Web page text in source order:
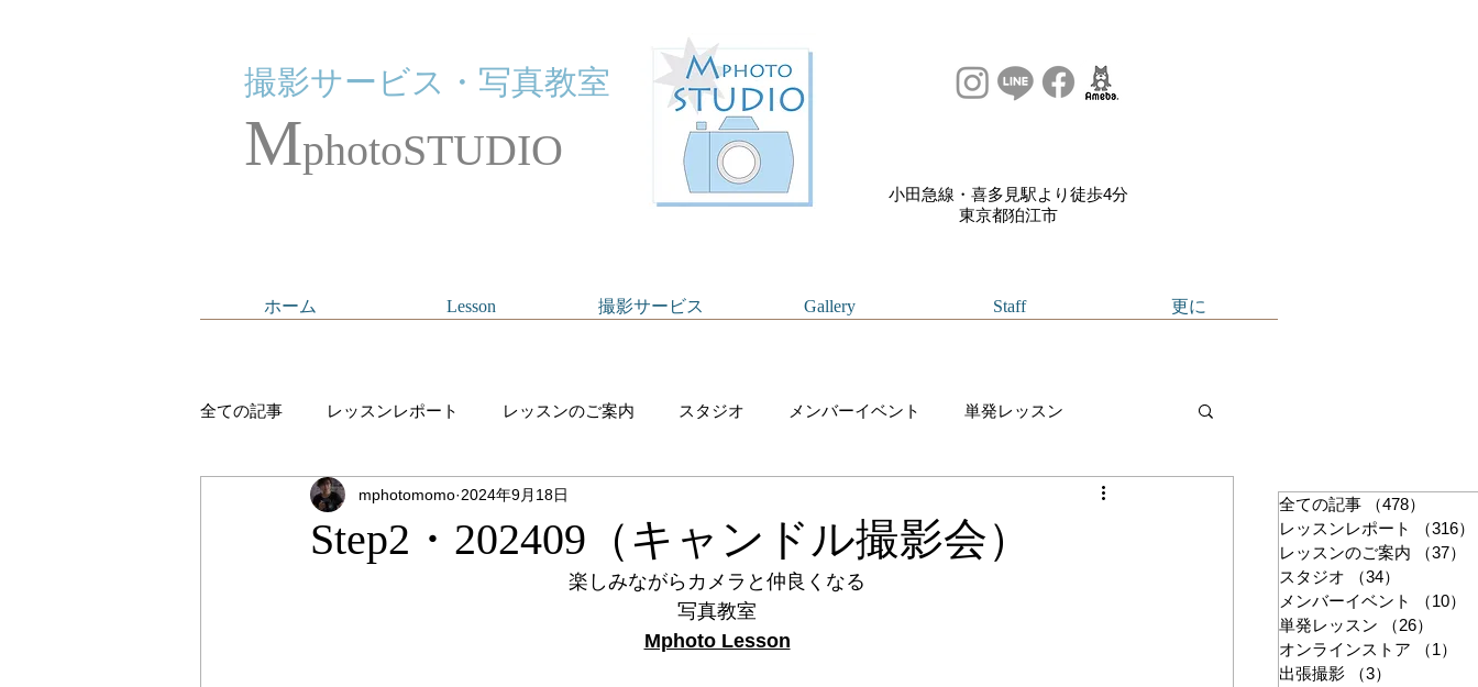
撮影サービス・ 写真教室
MphotoSTUDIO
小田急線・喜多見駅より徒歩4分
​東京都狛江市
ホーム Lesson 撮影サービス Gallery Staff 更に
全ての記事 レッスンレポート レッスンのご案内 スタジオ メンバーイベント 単発レッスン
オンラインストア 出張撮影 Flower & Green
フォトウォーク イベント
Step2・202409（キャンドル撮影会）
mphotomomo 2024年9月18日
楽しみながらカメラと仲良くなる
写真教室
Mphoto Lesson
全ての記事 （478）
レッスンレポート
（316）
レッスンのご案内
（37）
スタジオ
（34）
メンバーイベント
（10）
単発レッスン
（26）
オンラインストア
（1）
出張撮影
（3）